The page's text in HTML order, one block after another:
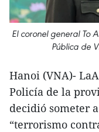
El coronel general To
Pública de
Hanoi (VNA)-
Policía de la
decidió someter
“terrorismo